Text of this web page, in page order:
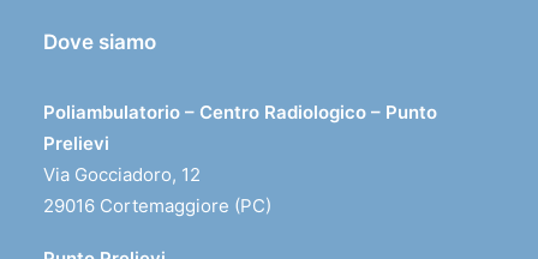
Dove siamo
Poliambulatorio – Centro Radiologico – Punto
Prelievi
Via Gocciadoro, 12
29016 Cortemaggiore (PC)